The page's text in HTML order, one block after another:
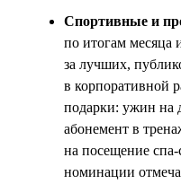
Спортивные и
по итогам месяца
за лучших,
в корпоративной
подарки: ужин на
абонемент в
на посещение
номинации